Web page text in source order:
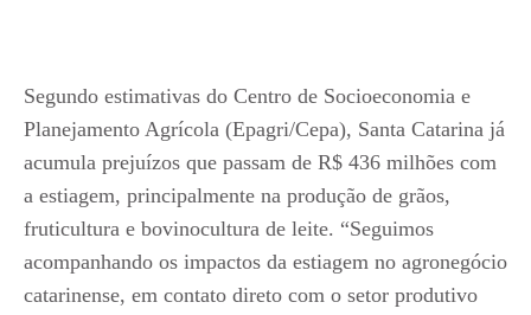
Segundo estimativas do Centro de Socioeconomia e
Planejamento Agrícola (Epagri/Cepa), Santa Catarina já
acumula prejuízos que passam de R$ 436 milhões com
a estiagem, principalmente na produção de grãos,
fruticultura e bovinocultura de leite. “Seguimos
acompanhando os impactos da estiagem no agronegócio
catarinense, em contato direto com o setor produtivo